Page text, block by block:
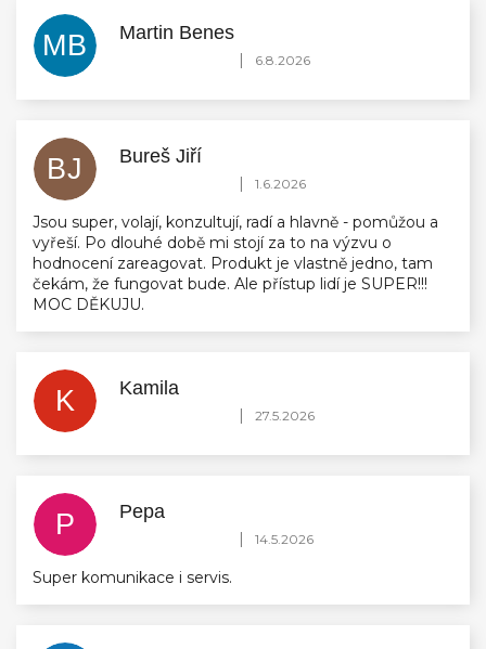
MB Martin Benes
Hodnocení obchodu je 5 z 5 hvězdiček.
| 6.8.2026
BJ Bureš Jiří
Hodnocení obchodu je 5 z 5 hvězdiček.
| 1.6.2026
Jsou super, volají, konzultují, radí a hlavně - pomůžou a
vyřeší. Po dlouhé době mi stojí za to na výzvu o
hodnocení zareagovat. Produkt je vlastně jedno, tam
čekám, že fungovat bude. Ale přístup lidí je SUPER!!!
MOC DĚKUJU.
K Kamila
Hodnocení obchodu je 5 z 5 hvězdiček.
| 27.5.2026
P Pepa
Hodnocení obchodu je 5 z 5 hvězdiček.
| 14.5.2026
Super komunikace i servis.